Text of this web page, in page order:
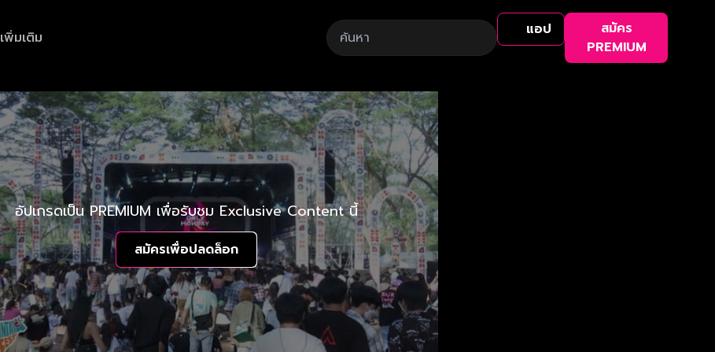
เพิ่มเติม แอป
สมัคร
PREMIUM
อัปเกรดเป็น PREMIUM เพื่อรับชม Exclusive Content นี้
สมัครเพื่อปลดล็อก